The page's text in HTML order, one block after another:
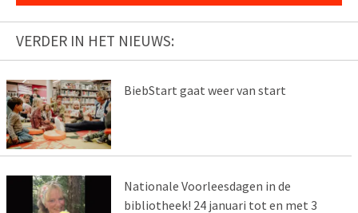
VERDER IN HET NIEUWS:
BiebStart gaat weer van start
Nationale Voorleesdagen in de
bibliotheek! 24 januari tot en met 3